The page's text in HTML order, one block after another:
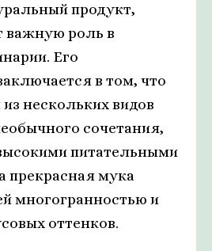
продукт,
важную роль в
Его
в том, что
нескольких видов
сочетания,
питательными
прекрасная мука
многогранностью и
оттенков.